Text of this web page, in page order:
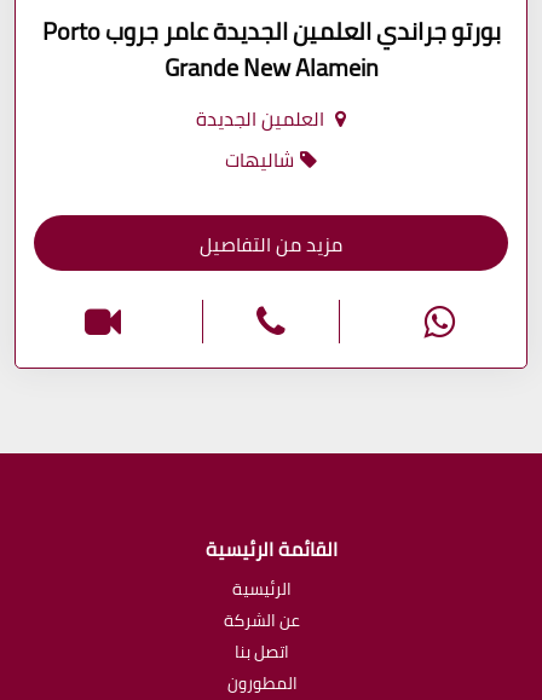
بورتو جراندي العلمين الجديدة عامر جروب Porto
Grande New Alamein
العلمين الجديدة
شاليهات
مزيد من التفاصيل
القائمة الرئيسية
الرئيسية
عن الشركة
اتصل بنا
المطورون